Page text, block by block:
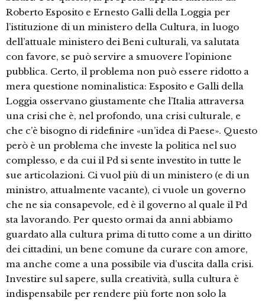
Roberto Esposito e Ernesto Galli della Loggia per
l’istituzione di un ministero della Cultura, in luogo
dell’attuale ministero dei Beni culturali, va salutata
con favore, se può servire a smuovere l’opinione
pubblica. Certo, il problema non può essere ridotto a
mera questione nominalistica: Esposito e Galli della
Loggia osservano giustamente che l’Italia attraversa
una crisi che è, nel profondo, una crisi culturale, e
che c’è bisogno di ridefinire «un’idea di Paese». Questo
però è un problema che investe la politica nel suo
complesso, e da cui il Pd si sente investito in tutte le
sue articolazioni. Ci vuol più di un ministero (e di un
ministro, attualmente vacante), ci vuole un governo
che ne sia consapevole, ed è il governo al quale il Pd
sta lavorando. Per questo ormai da anni abbiamo
guardato alla cultura prima di tutto come a un diritto
dei cittadini, un bene comune da curare con amore,
ma anche come a una possibile via d’uscita dalla crisi.
Investire sul sapere, sulla creatività, sulla cultura è
indispensabile per rendere più forte non solo la